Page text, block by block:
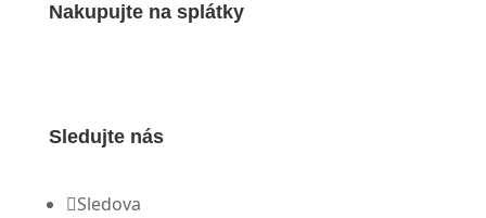
Nakupujte na splátky
Sledujte nás
Sledova